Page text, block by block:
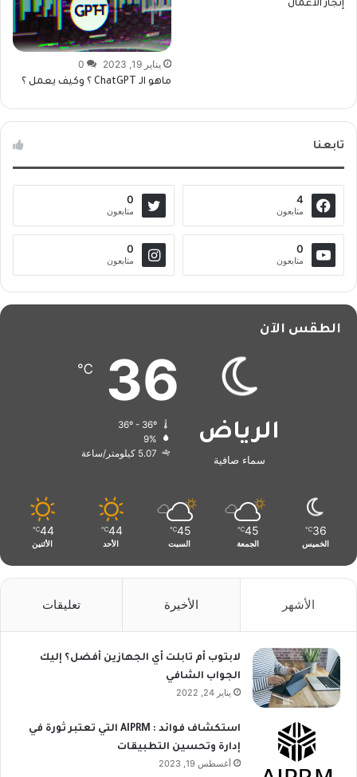
إنجاز الأعمال
يناير 19, 2023 0
ماهو الـ ChatGPT ؟ وكيف يعمل ؟
تابعنا
4
متابعون
0
متابعون
0
متابعون
0
متابعون
الطقس الآن
الرياض
سماء صافية
36
℃
9%
5.07 كيلومتر/ساعة
36
℃
الخميس
45
℃
الجمعة
45
℃
السبت
44
℃
الأحد
44
℃
الأثنين
الأشهر الأخيرة تعليقات
لابتوب أم تابلت أي الجهازين أفضل؟ إليك
الجواب الشافي
يناير 24, 2022
استكشاف فوائد : AIPRM التي تعتبر ثورة في
إدارة وتحسين التطبيقات
أغسطس 19, 2023